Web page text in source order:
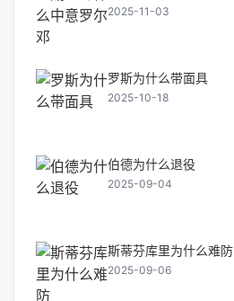
2025-11-03
罗斯为什么带面具
2025-10-18
伯德为什么退役
2025-09-04
斯蒂芬库里为什么难防
2025-09-06